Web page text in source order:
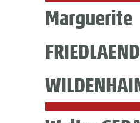
Marguerite